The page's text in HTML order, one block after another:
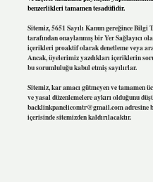
benzerlikleri tamamen tesadüfidir.
Sitemiz, 5651 Sayılı Kanun gereğince
tarafından onaylanmış bir Yer Sağlayıcı
içerikleri proaktif olarak denetleme veya
Ancak, üyelerimiz yazdıkları içeriklerin
bu sorumluluğu kabul etmiş sayılırlar.
Sitemiz, kar amacı gütmeyen ve tamamen
ve yasal düzenlemelere aykırı olduğunu
backlinkpanelicomtr@gmail.comadresine
içerisinde sitemizden kaldırılacaktır.